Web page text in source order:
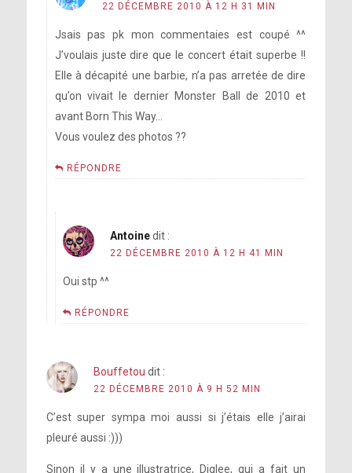
22 DÉCEMBRE 2010 À 12 H 31 MIN
Jsais pas pk mon commentaies est coupé ^^
J’voulais juste dire que le concert était superbe !!
Elle à décapité une barbie, n’a pas arretée de dire
qu’on vivait le dernier Monster Ball de 2010 et
avant Born This Way…
Vous voulez des photos ??
RÉPONDRE
Antoinedit :
22 DÉCEMBRE 2010 À 12 H 41 MIN
Oui stp ^^
RÉPONDRE
Bouffetou dit :
22 DÉCEMBRE 2010 À 9 H 52 MIN
C’est super sympa moi aussi si j’étais elle j’airai
pleuré aussi :)))
Sinon il y a une illustratrice, Diglee, qui a fait un